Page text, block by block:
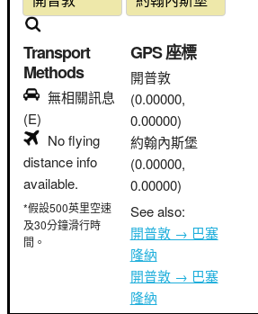
Transport
Methods
無相關訊息
(E)
No flying
distance info
available.
*假設500英里空速
及30分鐘滑行時
間。
GPS 座標
開普敦
(0.00000,
0.00000)
約翰內斯堡
(0.00000,
0.00000)
See also:
開普敦 → 巴塞
隆納
開普敦 → 巴塞
隆納